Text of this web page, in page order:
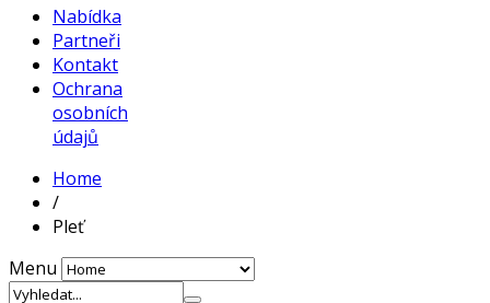
Nabídka
Partneři
Kontakt
Ochrana
osobních
údajů
Home
/
Pleť
Menu